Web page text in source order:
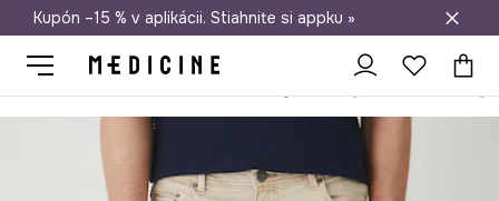
Doprava zadarmo od 50 €
Kupón –15 % v aplikácii. Stiahnite si appku »